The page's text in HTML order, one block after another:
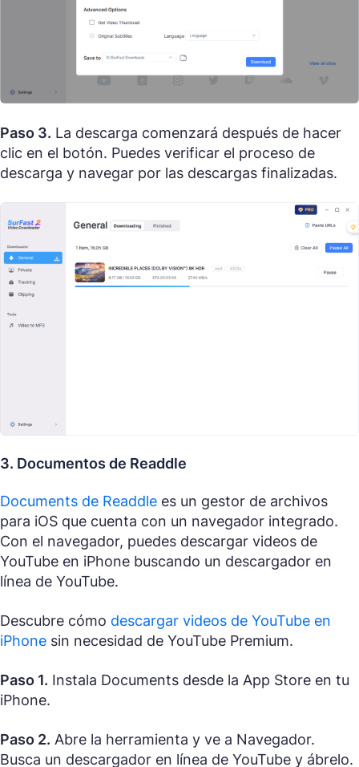
Paso 3. La descarga comenzará después de hacer
clic en el botón. Puedes verificar el proceso de
descarga y navegar por las descargas finalizadas.
3. Documentos de Readdle
Documents de Readdle es un gestor de archivos
para iOS que cuenta con un navegador integrado.
Con el navegador, puedes descargar videos de
YouTube en iPhone buscando un descargador en
línea de YouTube.
Descubre cómo descargar videos de YouTube en
iPhone sin necesidad de YouTube Premium.
Paso 1. Instala Documents desde la App Store en tu
iPhone.
Paso 2. Abre la herramienta y ve a Navegador.
Busca un descargador en línea de YouTube y ábrelo.